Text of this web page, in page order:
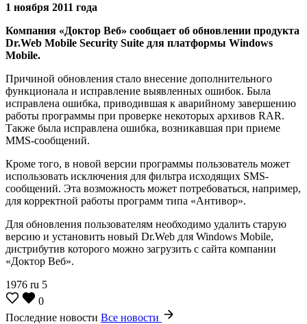
1 ноября 2011 года
Компания «Доктор Веб» сообщает об обновлении продукта
Dr.Web Mobile Security Suite для платформы Windows
Mobile.
Причиной обновления стало внесение дополнительного
функционала и исправление выявленных ошибок. Была
исправлена ошибка, приводившая к аварийному завершению
работы программы при проверке некоторых архивов RAR.
Также была исправлена ошибка, возникавшая при приеме
MMS-сообщений.
Кроме того, в новой версии программы пользователь может
использовать исключения для фильтра исходящих SMS-
сообщений. Эта возможность может потребоваться, например,
для корректной работы программ типа «Антивор».
Для обновления пользователям необходимо удалить старую
версию и установить новый Dr.Web для Windows Mobile,
дистрибутив которого можно загрузить с сайта компании
«Доктор Веб».
1976 ru 5
0
Последние новости Все новости